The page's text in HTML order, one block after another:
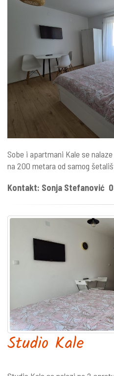
Sobe i apartmani Kale se
na 200 metara od samog
Kontakt: Sonja Stefanović
Studio Kale